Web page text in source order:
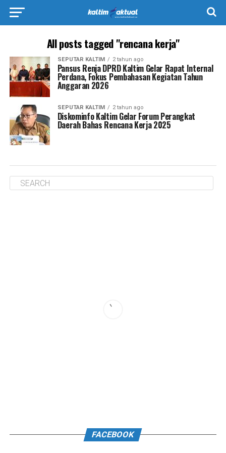
All posts tagged "rencana kerja"
SEPUTAR KALTIM 2 tahun ago
Pansus Renja DPRD Kaltim Gelar Rapat Internal
Perdana, Fokus Pembahasan Kegiatan Tahun
Anggaran 2026
SEPUTAR KALTIM 2 tahun ago
Diskominfo Kaltim Gelar Forum Perangkat
Daerah Bahas Rencana Kerja 2025
FACEBOOK